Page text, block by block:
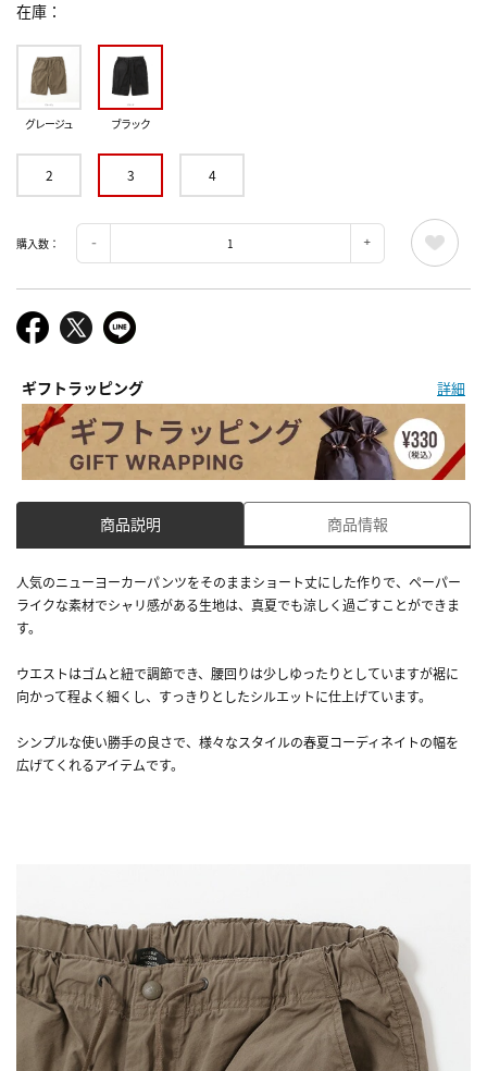
在庫
グレージュ ブラック
2 3 4
購入数：
ギフトラッピング 詳細
商品説明 商品情報
人気のニューヨーカーパンツをそのままショート丈にした作りで、ペーパー
ライクな素材でシャリ感がある生地は、真夏でも涼しく過ごすことができま
す。
ウエストはゴムと紐で調節でき、腰回りは少しゆったりとしていますが裾に
向かって程よく細くし、すっきりとしたシルエットに仕上げています。
シンプルな使い勝手の良さで、様々なスタイルの春夏コーディネイトの幅を
広げてくれるアイテムです。